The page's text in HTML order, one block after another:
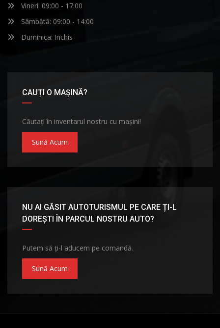
Vineri: 09:00 - 17:00
Sâmbătă: 09:00 - 14:00
Duminica: Inchis
CAUȚI O MAȘINĂ?
Căutați în inventarul nostru cu mașini!
Sună Acum
NU AI GĂSIT AUTOTURISMUL PE CARE ȚI-L
DOREȘTI ÎN PARCUL NOSTRU AUTO?
Putem să ți-l aducem pe comandă.
Sună Acum